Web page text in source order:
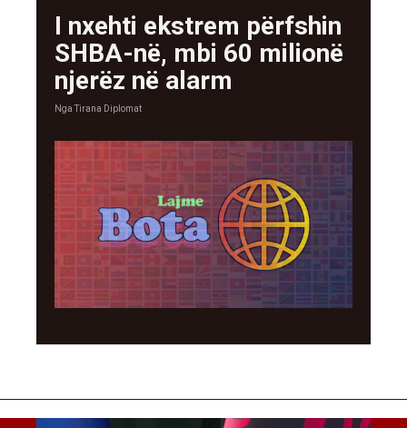
I nxehti ekstrem përfshin
SHBA-në, mbi 60 milionë
njerëz në alarm
NgaTirana Diplomat